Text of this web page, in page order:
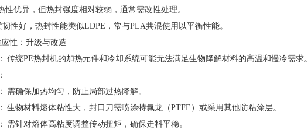
性优异，但热封强度相对较弱，通常需改性处理。
韧性好，热封性能类似LDPE，常与PLA共混使用以平衡性能。
性：升级与改造
传统PE热封机的加热元件和冷却系统可能无法满足生物降解材料的高温和慢冷需求。
需确保加热均匀，防止局部过热降解。
生物材料熔体粘性大，封口刀需喷涂特氟龙（PTFE）或采用其他防粘涂层。
需针对熔体高粘度调整传动扭矩，确保走料平稳。